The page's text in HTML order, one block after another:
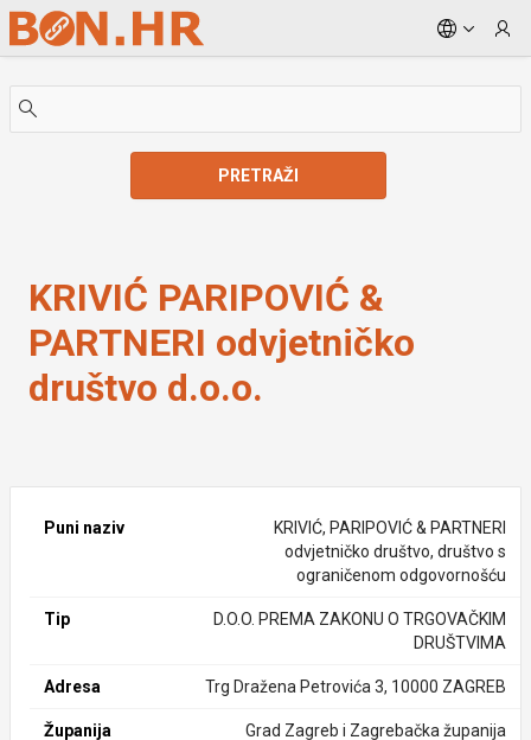
Skip to Main Content
PRETRAŽI
KRIVIĆ PARIPOVIĆ &
PARTNERI odvjetničko
društvo d.o.o.
Puni naziv
KRIVIĆ, PARIPOVIĆ & PARTNERI
odvjetničko društvo, društvo s
ograničenom odgovornošću
Tip
D.O.O. PREMA ZAKONU O TRGOVAČKIM
DRUŠTVIMA
Adresa Trg Dražena Petrovića 3, 10000 ZAGREB
Županija Grad Zagreb i Zagrebačka županija